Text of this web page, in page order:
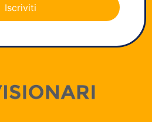
Iscriviti